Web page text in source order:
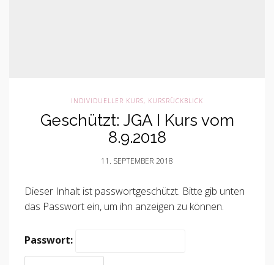
INDIVIDUELLER KURS, KURSRÜCKBLICK
Geschützt: JGA I Kurs vom
8.9.2018
11. SEPTEMBER 2018
Dieser Inhalt ist passwortgeschützt. Bitte gib unten
das Passwort ein, um ihn anzeigen zu können.
Passwort: